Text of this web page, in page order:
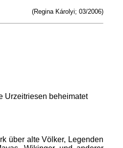
(Regina Károlyi; 03/2006)
Urzeitriesen beheimatet
über alte Völker, Legenden